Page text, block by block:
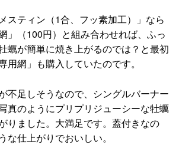
スティン（1合、フッ素加工）」なら
」（100円）と組み合わせれば、ふっ
蠣が簡単に焼き上がるのでは？と最初
用網」も購入していたのです。
不足しそうなので、シングルバーナー
真のようにプリプリジューシーな牡蠣
りました。大満足です。蓋付きなの
な仕上がりでおいしい。